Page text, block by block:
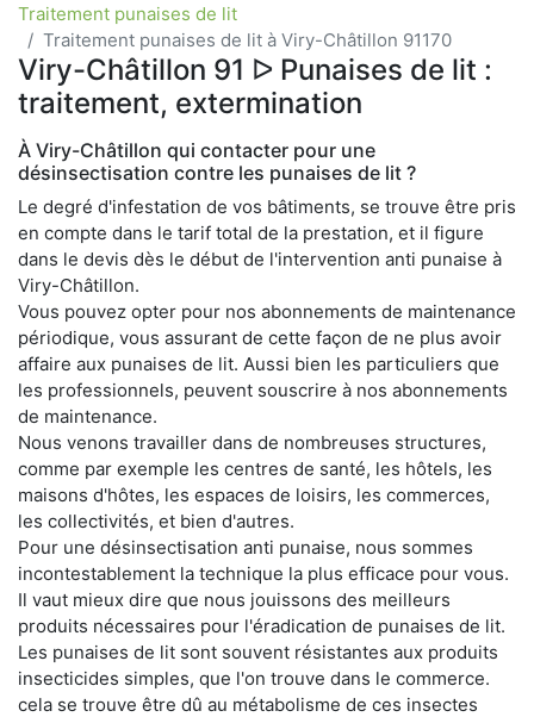
Traitement punaises de lit
Traitement punaises de lit à Viry-Châtillon 91170
Viry-Châtillon 91 ᐅ Punaises de lit :
traitement, extermination
À Viry-Châtillon qui contacter pour une
désinsectisation contre les punaises de lit ?
Le degré d'infestation de vos bâtiments, se trouve être pris
en compte dans le tarif total de la prestation, et il figure
dans le devis dès le début de l'intervention anti punaise à
Viry-Châtillon.
Vous pouvez opter pour nos abonnements de maintenance
périodique, vous assurant de cette façon de ne plus avoir
affaire aux punaises de lit. Aussi bien les particuliers que
les professionnels, peuvent souscrire à nos abonnements
de maintenance.
Nous venons travailler dans de nombreuses structures,
comme par exemple les centres de santé, les hôtels, les
maisons d'hôtes, les espaces de loisirs, les commerces,
les collectivités, et bien d'autres.
Pour une désinsectisation anti punaise, nous sommes
incontestablement la technique la plus efficace pour vous.
Il vaut mieux dire que nous jouissons des meilleurs
produits nécessaires pour l'éradication de punaises de lit.
Les punaises de lit sont souvent résistantes aux produits
insecticides simples, que l'on trouve dans le commerce.
cela se trouve être dû au métabolisme de ces insectes